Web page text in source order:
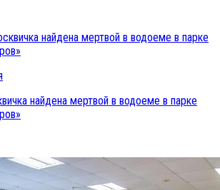
найдена мертвой в водоеме в парке